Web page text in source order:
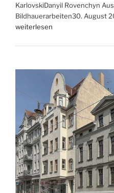
Flieger
–
Familienausstellung“
KarlovskiDanyil Rovenchyn
Bildhauerarbeiten30. August
„Michael
und
Rovenchyn,
Bildhauerarbeiten“
weiterlesen